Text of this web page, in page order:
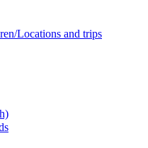
Locations and trips